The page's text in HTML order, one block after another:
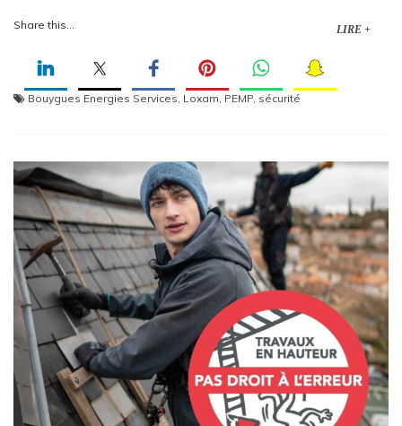
Share this... LIRE +
Bouygues Energies Services, Loxam, PEMP, sécurité